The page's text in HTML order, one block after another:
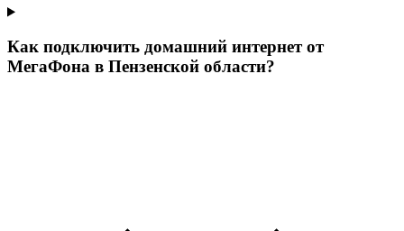
Как подключить домашний интернет от
МегаФона в Пензенской области?